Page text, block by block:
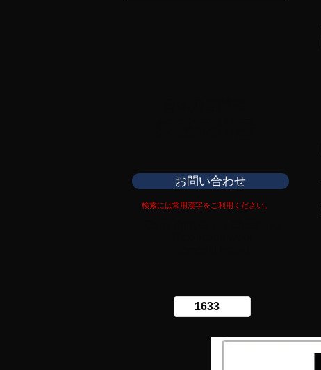
お問い合わせ
検索には常用漢字をご利用ください。